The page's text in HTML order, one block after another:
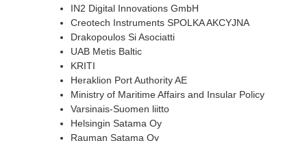
IN2 Digital Innovations GmbH
Creotech Instruments SPOLKA AKCYJNA
Drakopoulos Si Asociatti
UAB Metis Baltic
KRITI
Heraklion Port Authority AE
Ministry of Maritime Affairs and Insular Policy
Varsinais-Suomen liitto
Helsingin Satama Oy
Rauman Satama Oy